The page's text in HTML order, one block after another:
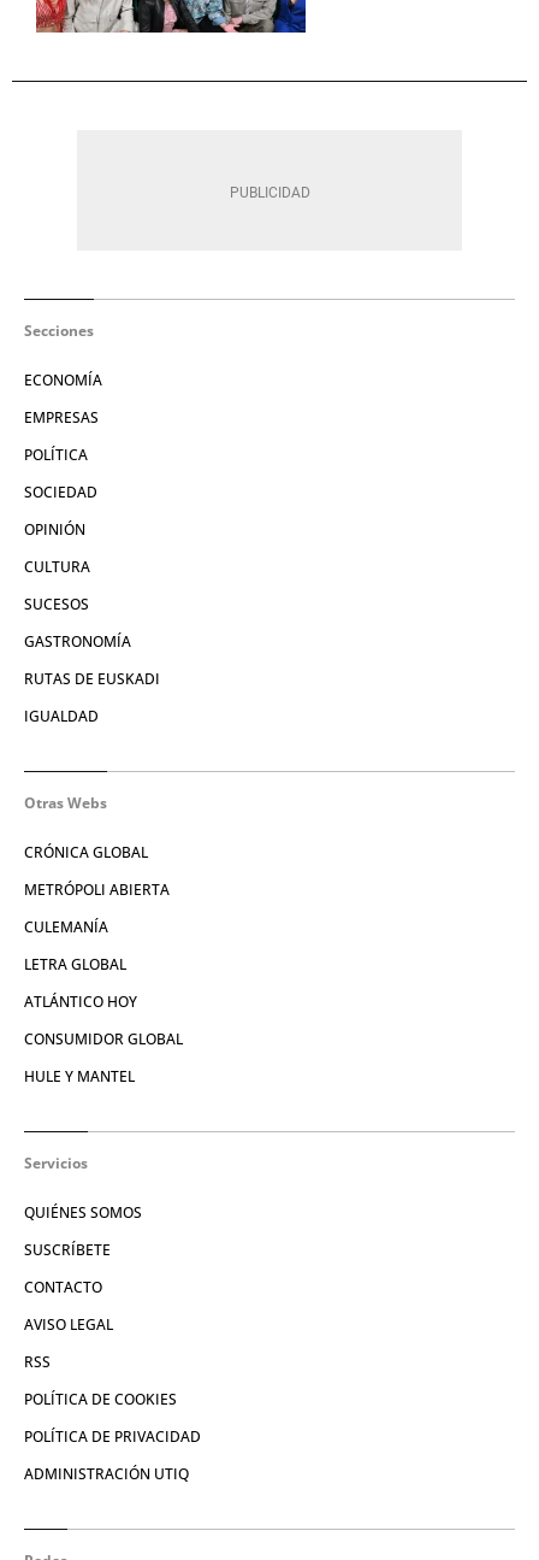
Secciones
ECONOMÍA
EMPRESAS
POLÍTICA
SOCIEDAD
OPINIÓN
CULTURA
SUCESOS
GASTRONOMÍA
RUTAS DE EUSKADI
IGUALDAD
Otras Webs
CRÓNICA GLOBAL
METRÓPOLI ABIERTA
CULEMANÍA
LETRA GLOBAL
ATLÁNTICO HOY
CONSUMIDOR GLOBAL
HULE Y MANTEL
Servicios
QUIÉNES SOMOS
SUSCRÍBETE
CONTACTO
AVISO LEGAL
RSS
POLÍTICA DE COOKIES
POLÍTICA DE PRIVACIDAD
ADMINISTRACIÓN UTIQ